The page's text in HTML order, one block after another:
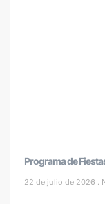
Programa de
22 de julio de 2026